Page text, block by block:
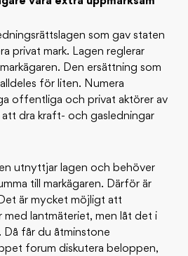
som gav staten
privat mark. Lagen reglerar
Den ersättning som
för liten. Numera
offentliga och privat aktörer av
dra kraft- och gasledningar
utnyttjar lagen och behöver
till markägaren. Därför är
är mycket möjligt att
lantmäteriet, men låt det i
Då får du åtminstone
forum diskutera beloppen,